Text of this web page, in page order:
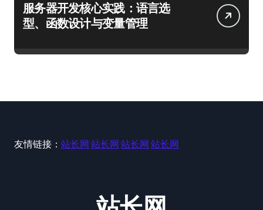
服务器开发核心实践：语言选
型、函数设计与变量管理
友情链接： 站长网 站长网 站长网 站长网